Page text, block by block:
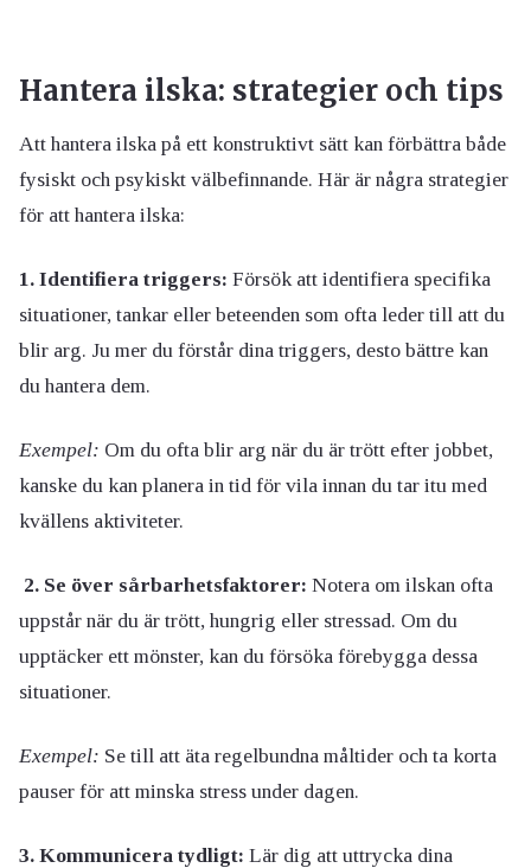
Hantera ilska: strategier och tips
Att hantera ilska på ett konstruktivt sätt kan förbättra både
fysiskt och psykiskt välbefinnande. Här är några strategier
för att hantera ilska:
1. Identifiera triggers: Försök att identifiera specifika
situationer, tankar eller beteenden som ofta leder till att du
blir arg. Ju mer du förstår dina triggers, desto bättre kan
du hantera dem.
Exempel: Om du ofta blir arg när du är trött efter jobbet,
kanske du kan planera in tid för vila innan du tar itu med
kvällens aktiviteter.
2. Se över sårbarhetsfaktorer: Notera om ilskan ofta
uppstår när du är trött, hungrig eller stressad. Om du
upptäcker ett mönster, kan du försöka förebygga dessa
situationer.
Exempel: Se till att äta regelbundna måltider och ta korta
pauser för att minska stress under dagen.
3. Kommunicera tydligt: Lär dig att uttrycka dina